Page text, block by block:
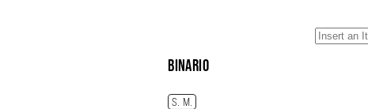
binario
S. M.